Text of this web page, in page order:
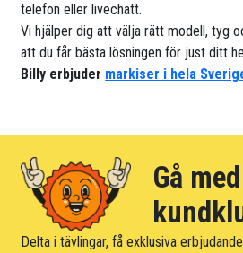
telefon eller livechatt.
Vi hjälper dig att välja rätt modell, tyg
att du får bästa lösningen för just ditt
Billy erbjuder markiser i hela
Gå
Delta i tävlingar, få exklusiva